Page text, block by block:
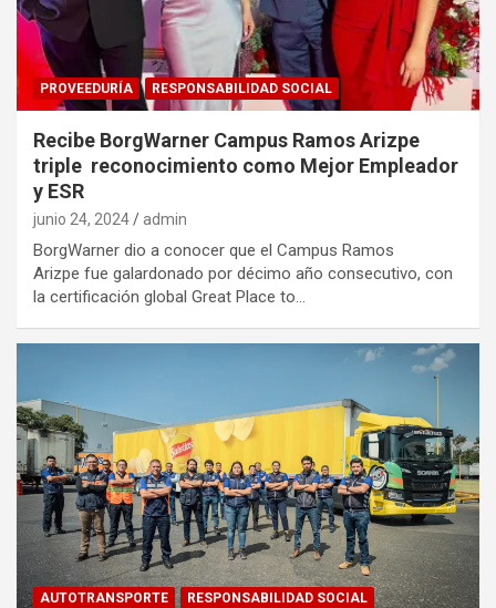
PROVEEDURÍA RESPONSABILIDAD SOCIAL
Recibe BorgWarner Campus Ramos Arizpe
triple reconocimiento como Mejor Empleador
y ESR
junio 24, 2024 admin
BorgWarner dio a conocer que el Campus Ramos
Arizpe fue galardonado por décimo año consecutivo, con
la certificación global Great Place to…
AUTOTRANSPORTE RESPONSABILIDAD SOCIAL